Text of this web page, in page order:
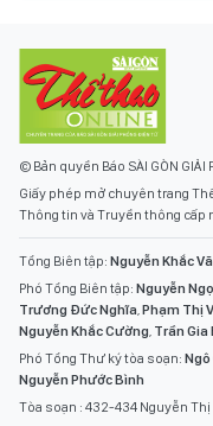
© Bản quyền Báo SÀI GÒN GIẢI
Giấy phép mở chuyên trang
Thông tin và Truyền thông
Tổng Biên tập: Nguyễn Khắc
Phó Tổng Biên tập: Nguyễn
Trương Đức Nghĩa,Phạm Thị
Nguyễn Khắc Cường, Trần Gia
Phó Tổng Thư ký tòa soạn:
Nguyễn Phước Bình
Tòa soạn : 432-434 Nguyễn Thị